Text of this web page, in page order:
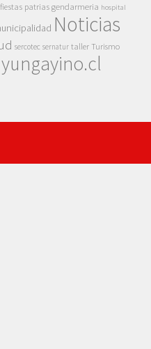
fiestas patrias gendarmeria hospital
Noticias
sercotec sernatur taller Turismo
yungayino.cl